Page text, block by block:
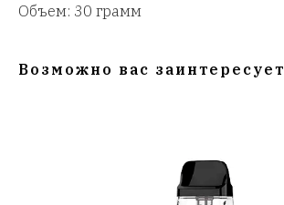
Объем: 30 грамм
Возможно вас заинтересует